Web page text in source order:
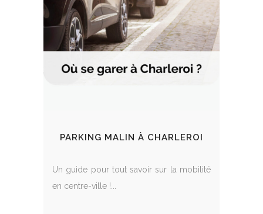
PARKING MALIN À CHARLEROI
Un guide pour tout savoir sur la mobilité
en centre-ville !...